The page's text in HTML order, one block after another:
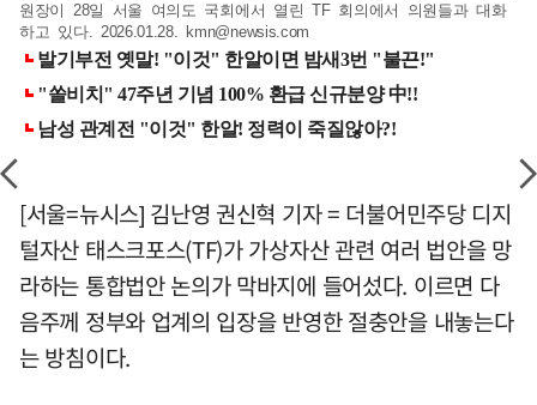
원장이 28일 서울 여의도 국회에서 열린 TF 회의에서 의원들과 대화
하고 있다. 2026.01.28. kmn@newsis.com
[서울=뉴시스] 김난영 권신혁 기자 = 더불어민주당 디지
털자산 태스크포스(TF)가 가상자산 관련 여러 법안을 망
라하는 통합법안 논의가 막바지에 들어섰다. 이르면 다
음주께 정부와 업계의 입장을 반영한 절충안을 내놓는다
는 방침이다.